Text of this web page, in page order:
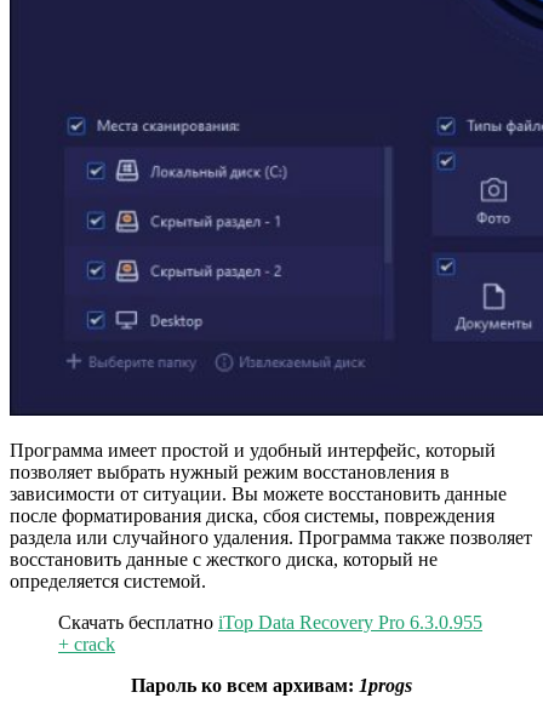
Программа имеет простой и удобный интерфейс, который
позволяет выбрать нужный режим восстановления в
зависимости от ситуации. Вы можете восстановить данные
после форматирования диска, сбоя системы, повреждения
раздела или случайного удаления. Программа также позволяет
восстановить данные с жесткого диска, который не
определяется системой.
Скачать бесплатно iTop Data Recovery Pro 6.3.0.955
+ crack
Пароль ко всем архивам: 1progs